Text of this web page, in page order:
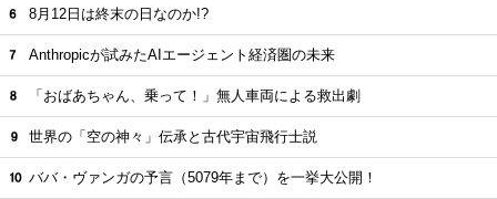
8月12日は終末の日なのか!?
Anthropicが試みたAIエージェント経済圏の未来
「おばあちゃん、乗って！」無人車両による救出劇
世界の「空の神々」伝承と古代宇宙飛行士説
ババ・ヴァンガの予言（5079年まで）を一挙大公開！